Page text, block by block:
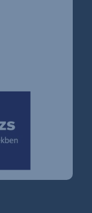
ugrik)
ugrik)